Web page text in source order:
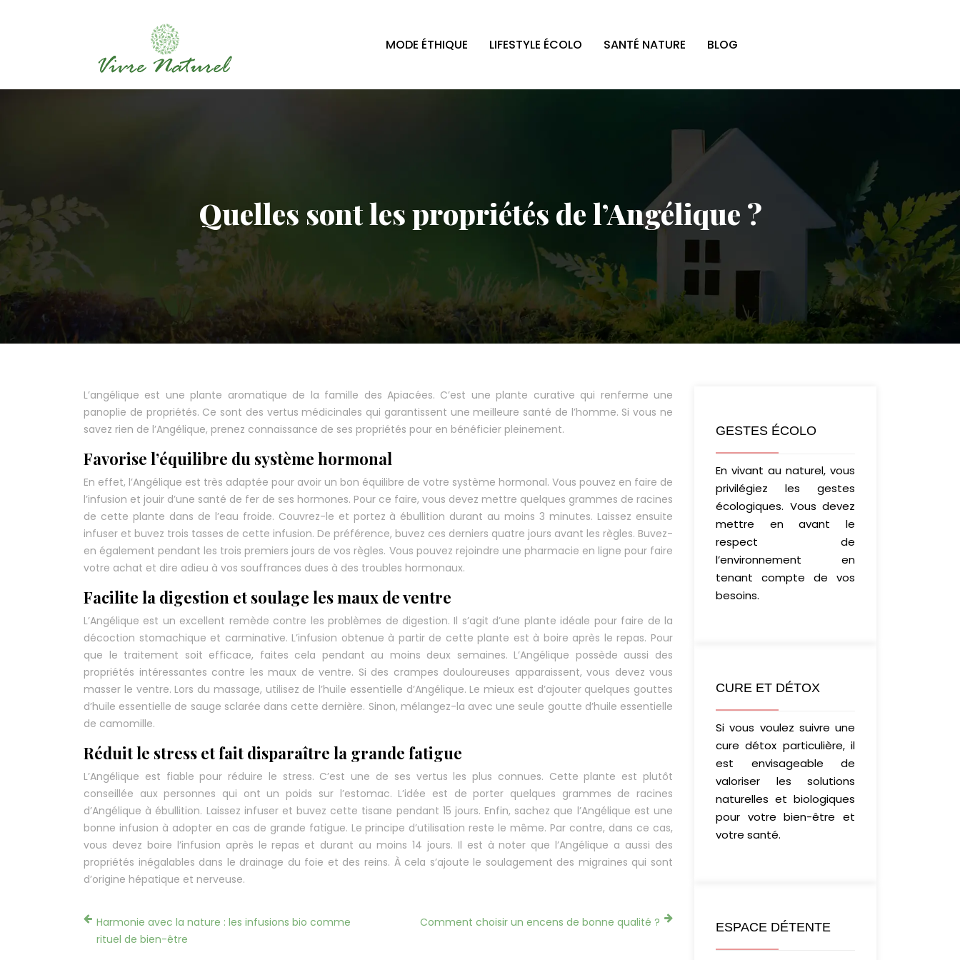
MODE ÉTHIQUE LIFESTYLE ÉCOLO SANTÉ NATURE BLOG
Quelles sont les propriétés de l’Angélique ?
L’angélique est une plante aromatique de la famille des Apiacées. C’est une plante curative qui renferme une
panoplie de propriétés. Ce sont des vertus médicinales qui garantissent une meilleure santé de l’homme. Si vous ne
savez rien de l’Angélique, prenez connaissance de ses propriétés pour en bénéficier pleinement.
Favorise l’équilibre du système hormonal
En effet, l’Angélique est très adaptée pour avoir un bon équilibre de votre système hormonal. Vous pouvez en faire de
l’infusion et jouir d’une santé de fer de ses hormones. Pour ce faire, vous devez mettre quelques grammes de racines
de cette plante dans de l’eau froide. Couvrez-le et portez à ébullition durant au moins 3 minutes. Laissez ensuite
infuser et buvez trois tasses de cette infusion. De préférence, buvez ces derniers quatre jours avant les règles. Buvez-
en également pendant les trois premiers jours de vos règles. Vous pouvez rejoindre une pharmacie en ligne pour faire
votre achat et dire adieu à vos souffrances dues à des troubles hormonaux.
Facilite la digestion et soulage les maux de ventre
L’Angélique est un excellent remède contre les problèmes de digestion. Il s’agit d’une plante idéale pour faire de la
décoction stomachique et carminative. L’infusion obtenue à partir de cette plante est à boire après le repas. Pour
que le traitement soit efficace, faites cela pendant au moins deux semaines. L’Angélique possède aussi des
propriétés intéressantes contre les maux de ventre. Si des crampes douloureuses apparaissent, vous devez vous
masser le ventre. Lors du massage, utilisez de l’huile essentielle d’Angélique. Le mieux est d’ajouter quelques gouttes
d’huile essentielle de sauge sclarée dans cette dernière. Sinon, mélangez-la avec une seule goutte d’huile essentielle
de camomille.
Réduit le stress et fait disparaître la grande fatigue
L’Angélique est fiable pour réduire le stress. C’est une de ses vertus les plus connues. Cette plante est plutôt
conseillée aux personnes qui ont un poids sur l’estomac. L’idée est de porter quelques grammes de racines
d’Angélique à ébullition. Laissez infuser et buvez cette tisane pendant 15 jours. Enfin, sachez que l’Angélique est une
bonne infusion à adopter en cas de grande fatigue. Le principe d’utilisation reste le même. Par contre, dans ce cas,
vous devez boire l’infusion après le repas et durant au moins 14 jours. Il est à noter que l’Angélique a aussi des
propriétés inégalables dans le drainage du foie et des reins. À cela s’ajoute le soulagement des migraines qui sont
d’origine hépatique et nerveuse.
Harmonie avec la nature : les infusions bio comme
rituel de bien-être
Comment choisir un encens de bonne qualité ?
GESTES ÉCOLO
En vivant au naturel, vous
privilégiez les gestes
écologiques. Vous devez
mettre en avant le
respect de
l’environnement en
tenant compte de vos
besoins.
CURE ET DÉTOX
Si vous voulez suivre une
cure détox particulière, il
est envisageable de
valoriser les solutions
naturelles et biologiques
pour votre bien-être et
votre santé.
ESPACE DÉTENTE